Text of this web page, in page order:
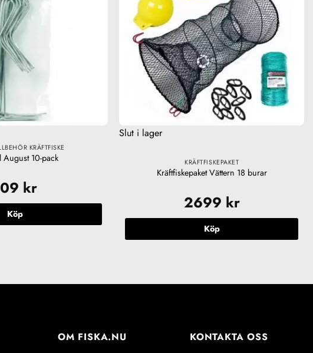
KRÄFTFISKE
August 10-pack
kr
Köp
Slut i lager
KRÄFTFISKEPAKET
Kräftfiskepaket Vättern 18 burar
2699 kr
Köp
OM FISKA.NU
KONTAKTA OSS